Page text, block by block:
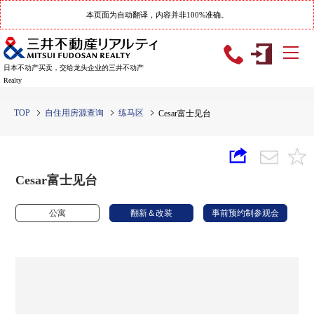
本页面为自动翻译，内容并非100%准确。
日本不动产买卖，交给龙头企业的三井不动产
Realty
TOP 自住用房源查询 练马区 Cesar富士见台
Cesar富士见台
公寓 翻新＆改装 事前预约制参观会